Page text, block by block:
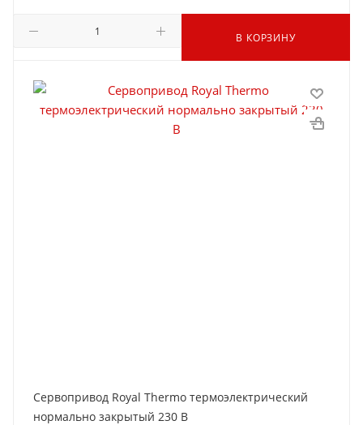
В КОРЗИНУ
Сервопривод Royal Thermo термоэлектрический
нормально закрытый 230 В